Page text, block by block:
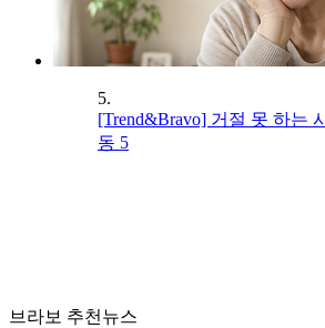
5.
[Trend&Bravo] 거절 못 하는
동 5
브라보 추천뉴스